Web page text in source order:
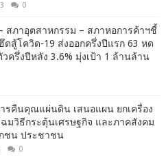
0
สภาอุตสาหกรรม – สภาหอการค้าฯชี้
ดสู้โควิด-19 ส่งออกครึ่งปีแรก 63 หด
ครึ่งปีหลัง 3.6% มุ่งเป้า 1 ล้านล้าน
รคืนคุณแผ่นดิน เสนอแผน ยกเครื่อง
มวิธีกระตุ้นเศรษฐกิจ และภาคสังคม
ชน ประชาชน
0